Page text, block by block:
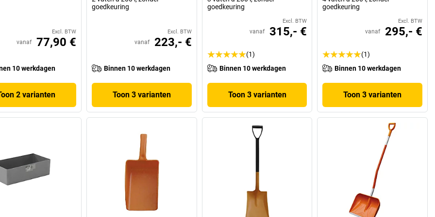
Excl. BTW
vanaf 77,90 €
10 werkdagen
2 varianten
goedkeuring
Excl. BTW
vanaf 223,- €
Binnen 10 werkdagen
Toon 3 varianten
goedkeuring
Excl. BTW
vanaf 315,- €
(1)
Binnen 10 werkdagen
Toon 3 varianten
goedkeuring
Excl. BTW
vanaf 295,- €
(1)
Binnen 10 werkdagen
Toon 3 varianten